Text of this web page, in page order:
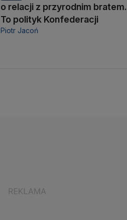
o relacji z przyrodnim bratem.
To polityk Konfederacji
Piotr Jacoń